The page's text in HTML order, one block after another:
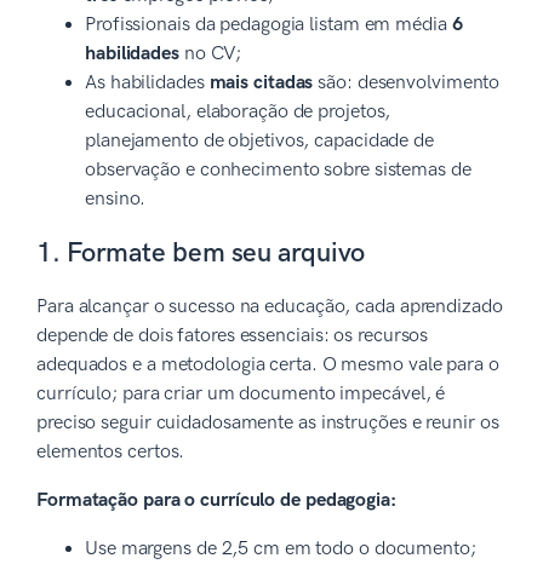
Profissionais da pedagogia listam em média 6
habilidadesno CV;
As habilidades mais citadas são: desenvolvimento
educacional, elaboração de projetos,
planejamento de objetivos, capacidade de
observação e conhecimento sobre sistemas de
ensino.
1. Formate bem seu arquivo
Para alcançar o sucesso na educação, cada aprendizado
depende de dois fatores essenciais: os recursos
adequados e a metodologia certa. O mesmo vale para o
currículo; para criar um documento impecável, é
preciso seguir cuidadosamente as instruções e reunir os
elementos certos.
Formatação para o currículo de pedagogia:
Use margens de 2,5 cm em todo o documento;